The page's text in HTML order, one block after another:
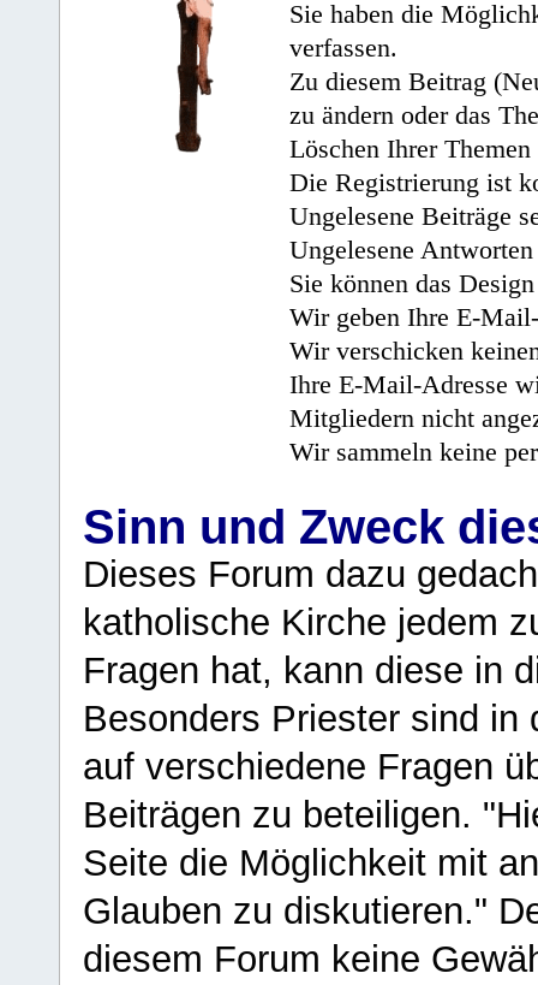
Sie haben die
verfassen.
Zu diesem Beitrag
zu ändern oder das
Löschen Ihrer
Die Registrierung ist
Ungelesene Beiträge
Ungelesene
Sie können das
Wir geben Ihre E-
Wir verschicken
Ihre E-Mail-Adresse
Mitgliedern nicht
Wir sammeln keine
Sinn und Zweck
Dieses Forum dazu
katholische Kirche jedem
Fragen hat, kann diese in
Besonders Priester sind in
auf verschiedene Fragen
Beiträgen zu beteiligen.
Seite die Möglichkeit mit
Glauben zu diskutieren."
diesem Forum keine